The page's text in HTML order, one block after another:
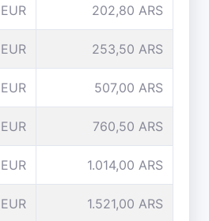
202,80 ARS
253,50 ARS
507,00 ARS
760,50 ARS
1.014,00 ARS
1.521,00 ARS